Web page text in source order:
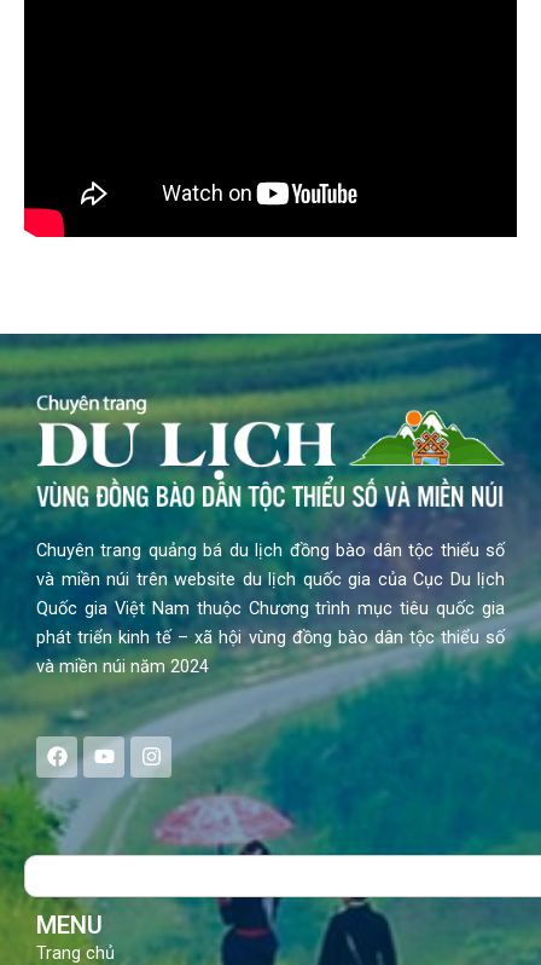
Chuyên trang quảng bá du lịch đồng bào dân tộc thiểu số
và miền núi trên website du lịch quốc gia của Cục Du lịch
Quốc gia Việt Nam thuộc Chương trình mục tiêu quốc gia
phát triển kinh tế – xã hội vùng đồng bào dân tộc thiểu số
và miền núi năm 2024
F
a
c
e
b
o
Y
o
u
t
u
b
I
n
s
a
g
Search
MENU
Trang chủ